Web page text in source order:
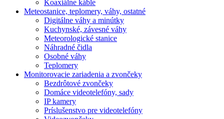
Koaxiálne káble
Meteostanice, teplomery, váhy, ostatné
Digitálne váhy a minútky
Kuchynské, závesné váhy
Meteorologické stanice
Náhradné čidla
Osobné váhy
Teplomery
Monitorovacie zariadenia a zvončeky
Bezdrôtové zvončeky
Domáce videotelefóny, sady
IP kamery
Príslušenstvo pre videotelefóny